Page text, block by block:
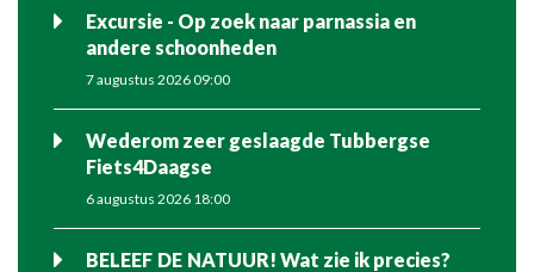
Excursie - Op zoek naar parnassia en
andere schoonheden
7 augustus 2026 09:00
Wederom zeer geslaagde Tubbergse
Fiets4Daagse
6 augustus 2026 18:00
BELEEF DE NATUUR! Wat zie ik precies?